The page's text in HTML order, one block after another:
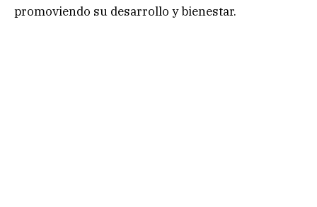
promoviendo su desarrollo y bienestar.